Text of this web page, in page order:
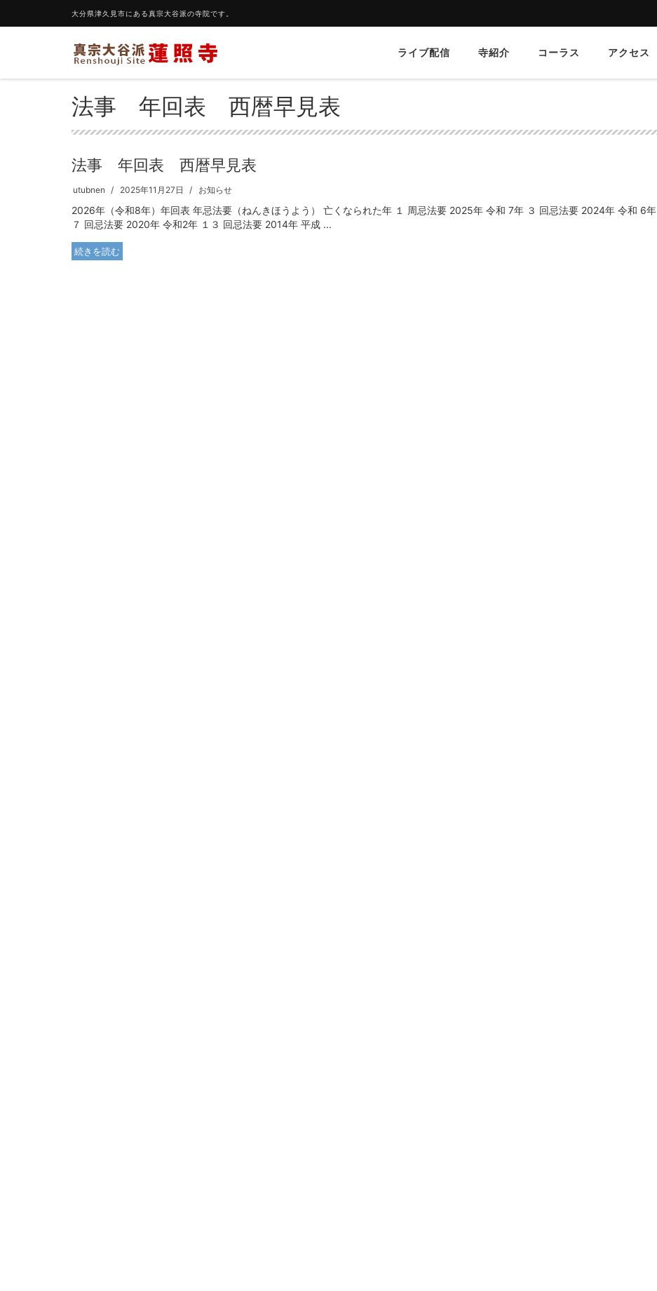
大分県津久見市にある真宗大谷派の寺院です。
ライブ配信 寺紹介 コーラス アクセス
法事 年回表 西暦早見表
法事 年回表 西暦早見表
utubnen 2025年11月27日 お知らせ
2026年（令和8年）年回表 年忌法要（ねんきほうよう） 亡くなられた年 １ 周忌法要 2025年 令和 7年 ３ 回忌法要 2024年 令和 6年
７ 回忌法要 2020年 令和2年 １３ 回忌法要 2014年 平成 ...
続きを読む